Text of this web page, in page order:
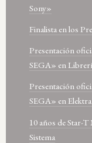
Sony»
Finalista en los
Presentación
SEGA» en
Presentación
SEGA» en
10 años de Star-
Sistema